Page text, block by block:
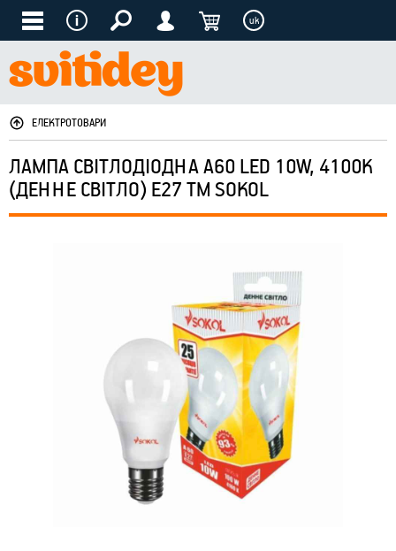
uk
ЕЛЕКТРОТОВАРИ
ЛАМПА СВІТЛОДІОДНА A60 LED 10W, 4100K
(ДЕННЕ СВІТЛО) E27 ТМ SOKOL